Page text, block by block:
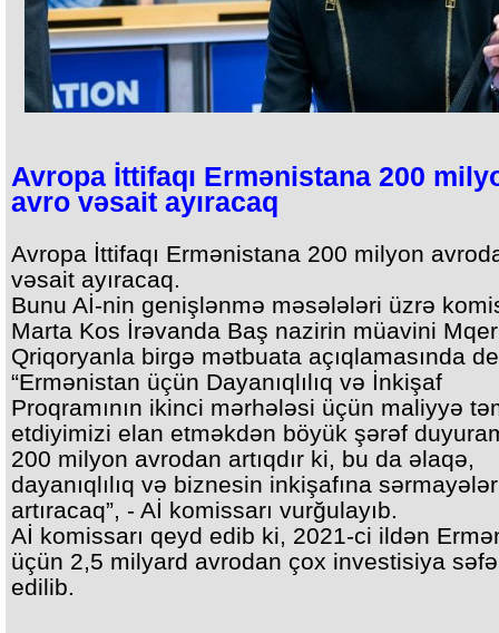
Avropa İttifaqı Ermənistana 200
avro vəsait ayıracaq
Avropa İttifaqı Ermənistana 200 milyon
vəsait ayıracaq.
Bunu Aİ-nin genişlənmə məsələləri üzrə
Marta Kos İrəvanda Baş nazirin müavini Mqer
Qriqoryanla birgə mətbuata açıqlamasında
“Ermənistan üçün Dayanıqlılıq və İnkişaf
Proqramının ikinci mərhələsi üçün maliyyə
etdiyimizi elan etməkdən böyük şərəf
200 milyon avrodan artıqdır ki, bu da əlaqə,
dayanıqlılıq və biznesin inkişafına
artıracaq”, - Aİ komissarı vurğulayıb.
Aİ komissarı qeyd edib ki, 2021-ci ildən
üçün 2,5 milyard avrodan çox investisiya
edilib.